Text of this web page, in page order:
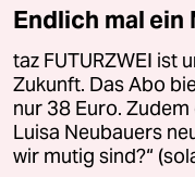
Endlich mal
taz FUTURZWEI ist
Zukunft. Das Abo
nur 38 Euro.
Luisa Neubauers
wir mutig sind?“